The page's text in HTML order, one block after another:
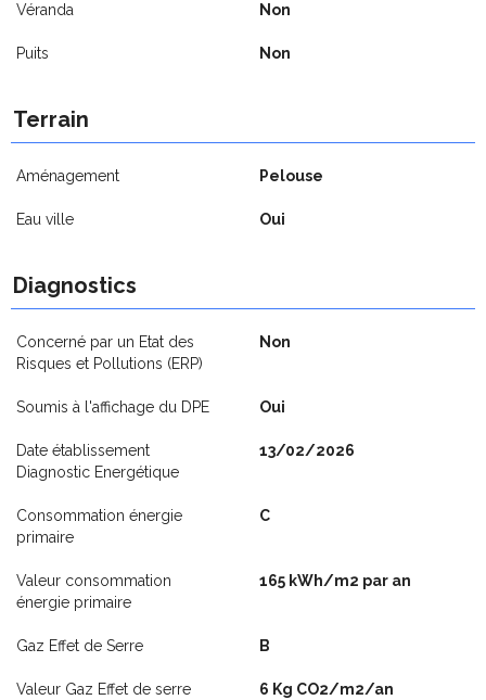
Véranda Non
Puits Non
Terrain
Aménagement Pelouse
Eau ville Oui
Diagnostics
Concerné par un Etat des
Risques et Pollutions (ERP)
Non
Soumis à l'affichage du DPE Oui
Date établissement
Diagnostic Energétique
13/02/2026
Consommation énergie
primaire
C
Valeur consommation
énergie primaire
165 kWh/m2 par an
Gaz Effet de Serre B
Valeur Gaz Effet de serre 6 Kg CO2/m2/an